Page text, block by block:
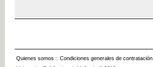
Quienes somos :: Condiciones generales de contratación